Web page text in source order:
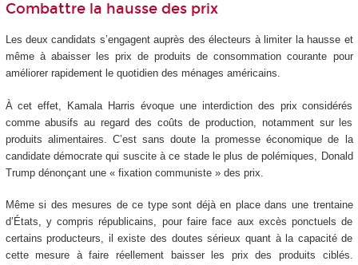
Combattre la hausse des prix
Les deux candidats s’engagent auprès des électeurs à limiter la hausse et
même à abaisser les prix de produits de consommation courante pour
améliorer rapidement le quotidien des ménages américains.
À cet effet, Kamala Harris évoque une interdiction des prix considérés
comme abusifs au regard des coûts de production, notamment sur les
produits alimentaires. C’est sans doute la promesse économique de la
candidate démocrate qui suscite à ce stade le plus de polémiques, Donald
Trump dénonçant une « fixation communiste » des prix.
Même si des mesures de ce type sont déjà en place dans une trentaine
d’États, y compris républicains, pour faire face aux excès ponctuels de
certains producteurs, il existe des doutes sérieux quant à la capacité de
cette mesure à faire réellement baisser les prix des produits ciblés.